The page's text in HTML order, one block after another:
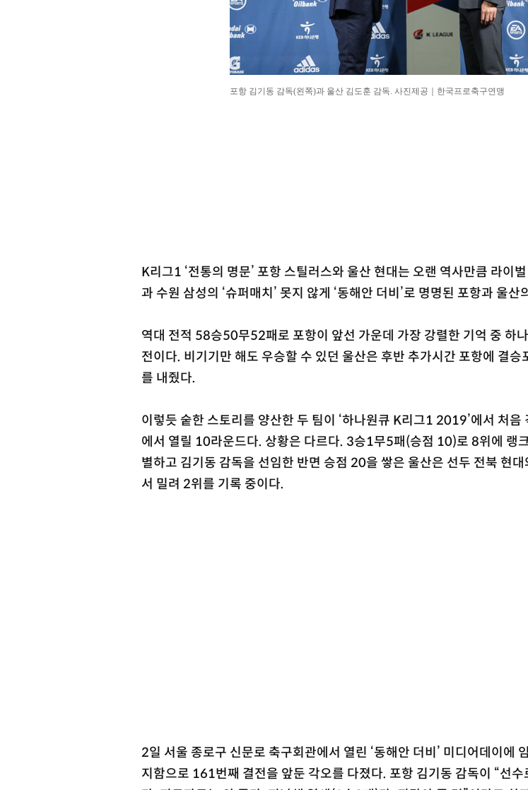
포항 김기동 감독(왼쪽)과 울산 김도훈 감독. 사진제공｜한국프로축구연맹
K리그1 ‘전통의 명문’ 포항 스틸러스와 울산 현대는 오랜 역사만큼 라이
과 수원 삼성의 ‘슈퍼매치’ 못지 않게 ‘동해안 더비’로 명명된 포항과 울산
역대 전적 58승50무52패로 포항이 앞선 가운데 가장 강렬한 기억 중 하
전이다. 비기기만 해도 우승할 수 있던 울산은 후반 추가시간 포항에 결승
를 내줬다.
이렇듯 숱한 스토리를 양산한 두 팀이 ‘하나원큐 K리그1 2019’에서 처
에서 열릴 10라운드다. 상황은 다르다. 3승1무5패(승점 10)로 8위에 랭
별하고 김기동 감독을 선임한 반면 승점 20을 쌓은 울산은 선두 전북 현대
서 밀려 2위를 기록 중이다.
2일 서울 종로구 신문로 축구회관에서 열린 ‘동해안 더비’ 미디어데이에
지함으로 161번째 결전을 앞둔 각오를 다졌다. 포항 김기동 감독이 “선